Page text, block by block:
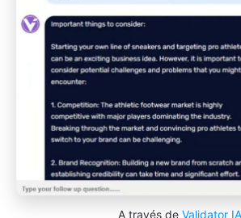
A través de Validator IA